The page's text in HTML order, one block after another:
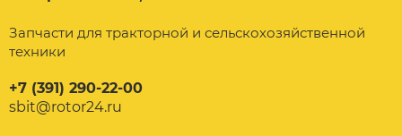
Запчасти для тракторной и сельскохозяйственной
техники
+7 (391) 290-22-00
sbit@rotor24.ru